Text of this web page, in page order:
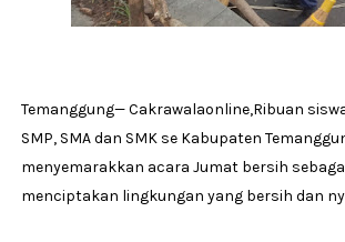
Temanggung— Cakrawalaonline,Ribuan
SMP, SMA dan SMK se Kabupaten
menyemarakkan acara Jumat bersih
menciptakan lingkungan yang bersih dan